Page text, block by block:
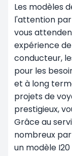
Les modèles
l'attention
vous
expérience
conducteur,
pour les
et à long
projets de
prestigieux,
Grâce au
nombreux
un modèle I20